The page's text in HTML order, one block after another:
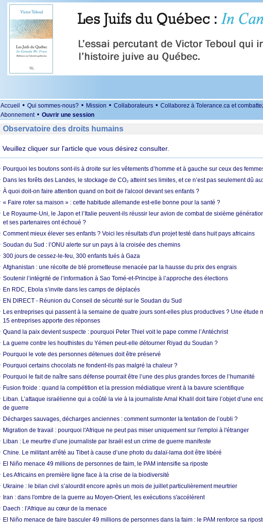
Accueil • Qui sommes-nous? • Mission • Collaborateurs • Collaborez à Tolerance.ca et
Abonnement • Ouvrir une session
Observatoire des droits humains
Veuillez cliquer sur l'article que vous désirez consulter.
Pourquoi les boutons sont-ils à droite sur les vêtements d’homme et à gauche sur ceux des
Dans les forêts des Landes, le stockage de CO₂ atteint ses limites, et ce n’est pas seulement dû
À quoi doit-on faire attention quand on boit de l'alcool devant ses enfants ?
« Faire roter sa maison » : cette habitude allemande est-elle bonne pour la santé ?
Le Royaume-Uni, le Japon et l’Italie peuvent-ils réussir leur avion de combat de sixième
et ses partenaires ont échoué ?
Comment mieux élever ses enfants ? Voici les résultats d'un projet testé dans huit pays africains
Soudan du Sud : l’ONU alerte sur un pays à la croisée des chemins
300 jours de cessez-le-feu, 300 enfants tués à Gaza
Afghanistan : une récolte de blé prometteuse menacée par la hausse du prix des engrais
Soutenir l’intégrité de l’information à Sao Tomé-et-Principe à l’approche des élections
En RDC, Ebola s’invite dans les camps de déplacés
EN DIRECT - Réunion du Conseil de sécurité sur le Soudan du Sud
Les entreprises qui passent à la semaine de quatre jours sont-elles plus productives ? Une étude
15 entreprises apporte des réponses
Quand la paix devient suspecte : pourquoi Peter Thiel voit le pape comme l’Antéchrist
La guerre contre les houthistes du Yémen peut-elle détourner Riyad du Soudan ?
Pourquoi le vote des personnes détenues doit être préservé
Pourquoi certains chocolats ne fondent-ils pas malgré la chaleur ?
Pourquoi le fait de naître sans défense pourrait être l’une des plus grandes forces de l’humanité
Fusion froide : quand la compétition et la pression médiatique virent à la bavure scientifique
Liban. L’attaque israélienne qui a coûté la vie à la journaliste Amal Khalil doit faire l’objet d’une
de guerre
Décharges sauvages, décharges anciennes : comment surmonter la tentation de l’oubli ?
Migration de travail : pourquoi l'Afrique ne peut pas miser uniquement sur l'emploi à l'étranger
Liban : Le meurtre d’une journaliste par Israël est un crime de guerre manifeste
Chine. Le militant arrêté au Tibet à cause d’une photo du dalaï-lama doit être libéré
El Niño menace 49 millions de personnes de faim, le PAM intensifie sa riposte
Les Africains en première ligne face à la crise de la biodiversité
Ukraine : le bilan civil s’alourdit encore après un mois de juillet particulièrement meurtrier
Iran : dans l'ombre de la guerre au Moyen-Orient, les exécutions s'accélèrent
Daech : l'Afrique au cœur de la menace
El Niño menace de faire basculer 49 millions de personnes dans la faim : le PAM renforce sa